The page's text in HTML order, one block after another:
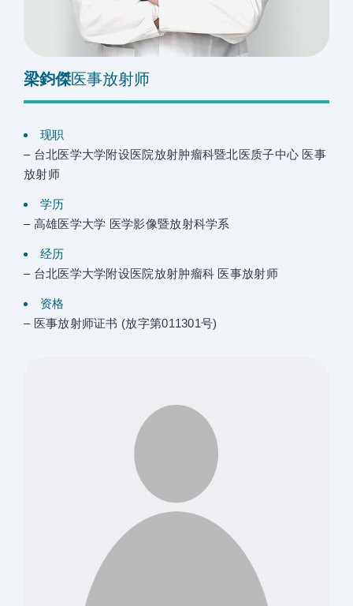
梁鈞傑医事放射师
现职
– 台北医学大学附设医院放射肿瘤科暨北医质子中心 医事
放射师
学历
– 高雄医学大学 医学影像暨放射科学系
经历
– 台北医学大学附设医院放射肿瘤科 医事放射师
资格
– 医事放射师证书 (放字第011301号)